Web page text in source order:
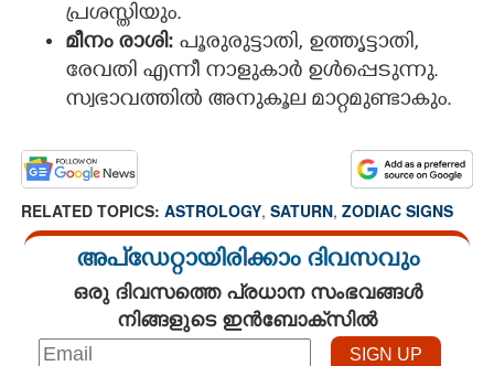
പ്രശസ്തിയും.
മീനം രാശി: പൂരുരുട്ടാതി, ഉത്തൃട്ടാതി,
രേവതി എന്നീ നാളുകാർ ഉൾപ്പെടുന്നു.
സ്വഭാവത്തിൽ അനുകൂല മാറ്റമുണ്ടാകും.
RELATED TOPICS: ASTROLOGY, SATURN, ZODIAC SIGNS
അപ്ഡേറ്റായിരിക്കാം ദിവസവും
ഒരു ദിവസത്തെ പ്രധാന സംഭവങ്ങൾ
നിങ്ങളുടെ ഇൻബോക്സിൽ